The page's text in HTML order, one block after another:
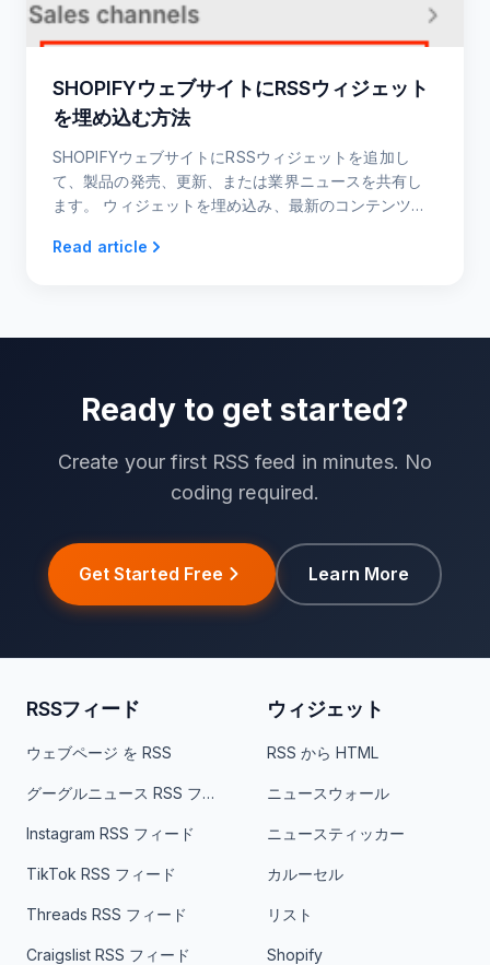
SHOPIFYウェブサイトにRSSウィジェット
を埋め込む方法
SHOPIFYウェブサイトにRSSウィジェットを追加し
て、製品の発売、更新、または業界ニュースを共有し
ます。 ウィジェットを埋め込み、最新のコンテンツを
Read article
Ready to get started?
Create your first RSS feed in minutes. No
coding required.
Get Started Free Learn More
RSSフィード
ウェブページ を RSS
グーグルニュース RSS フィード
Instagram RSS フィード
TikTok RSS フィード
Threads RSS フィード
Craigslist RSS フィード
ウィジェット
RSS から HTML
ニュースウォール
ニュースティッカー
カルーセル
リスト
Shopify